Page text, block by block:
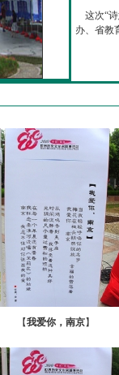
这次“诗
办、省教
【我爱你，南京】